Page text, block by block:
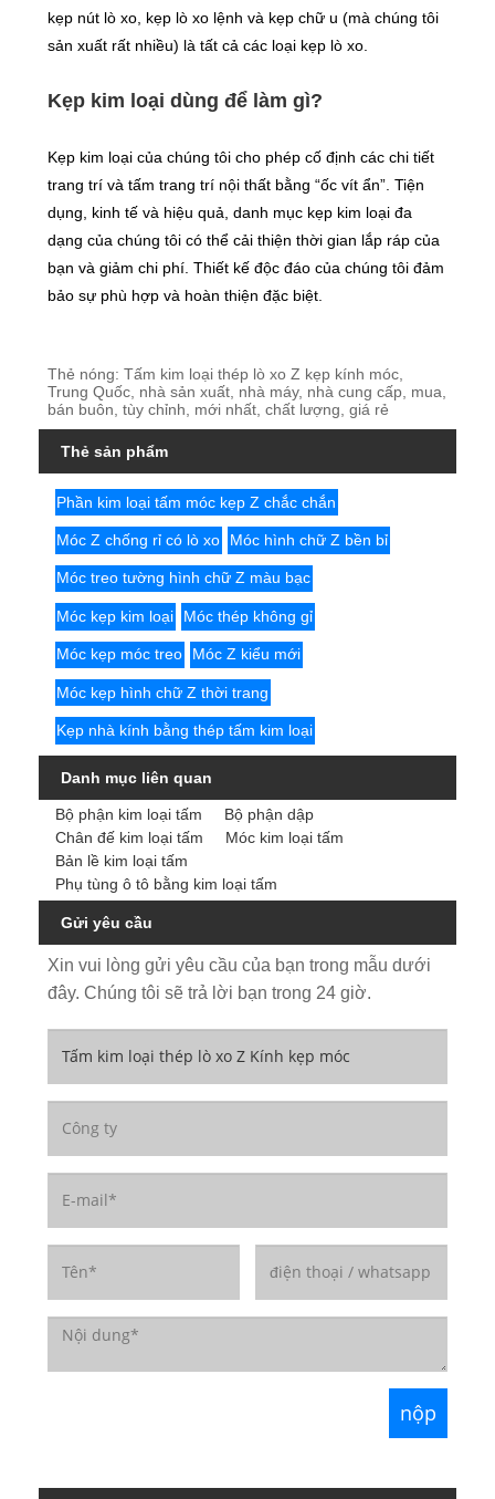
kẹp nút lò xo, kẹp lò xo lệnh và kẹp chữ u (mà chúng tôi
sản xuất rất nhiều) là tất cả các loại kẹp lò xo.
Kẹp kim loại dùng để làm gì?
Kẹp kim loại của chúng tôi cho phép cố định các chi tiết
trang trí và tấm trang trí nội thất bằng “ốc vít ẩn”. Tiện
dụng, kinh tế và hiệu quả, danh mục kẹp kim loại đa
dạng của chúng tôi có thể cải thiện thời gian lắp ráp của
bạn và giảm chi phí. Thiết kế độc đáo của chúng tôi đảm
bảo sự phù hợp và hoàn thiện đặc biệt.
Thẻ nóng: Tấm kim loại thép lò xo Z kẹp kính móc,
Trung Quốc, nhà sản xuất, nhà máy, nhà cung cấp, mua,
bán buôn, tùy chỉnh, mới nhất, chất lượng, giá rẻ
Thẻ sản phẩm
Phần kim loại tấm móc kẹp Z chắc chắn
Móc Z chống rỉ có lò xo Móc hình chữ Z bền bỉ
Móc treo tường hình chữ Z màu bạc
Móc kẹp kim loại Móc thép không gỉ
Móc kẹp móc treo Móc Z kiểu mới
Móc kẹp hình chữ Z thời trang
Kẹp nhà kính bằng thép tấm kim loại
Danh mục liên quan
Bộ phận kim loại tấm
Bộ phận dập
Chân đế kim loại tấm
Móc kim loại tấm
Bản lề kim loại tấm
Phụ tùng ô tô bằng kim loại tấm
Gửi yêu cầu
Xin vui lòng gửi yêu cầu của bạn trong mẫu dưới
đây. Chúng tôi sẽ trả lời bạn trong 24 giờ.